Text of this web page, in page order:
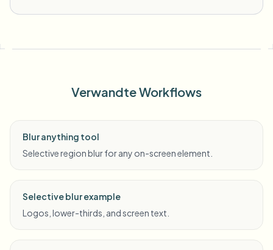
Verwandte Workflows
Blur anything tool
Selective region blur for any on-screen element.
Selective blur example
Logos, lower-thirds, and screen text.